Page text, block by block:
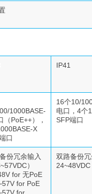
IP41
1000BASE-
（PoE++），
X
口
16个10/
电口，4个
SFP端口
份冗余输入
）
for 无PoE
for PoE
for
双路备份